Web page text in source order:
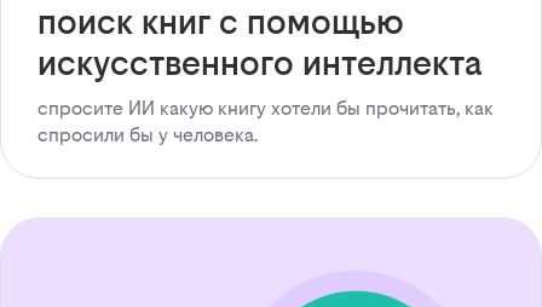
поиск книг с помощью
искусственного интеллекта
спросите ИИ какую книгу хотели бы прочитать, как
спросили бы у человека.